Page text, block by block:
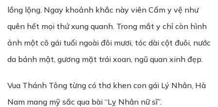
lồng lộng. Ngay khoảnh khắc này viên Cẩm y vệ như
quên hết mọi thứ xung quanh. Trong mắt y chỉ còn hình
ảnh một cô gái tuổi ngoài đôi mươi, tóc dài cột đuôi, nước
da bánh mật, gương mặt trái xoan, ngũ quan xinh đẹp.
Vua Thánh Tông từng có thơ khen con gái Lý Nhân, Hà
Nam mang mỹ sắc qua bài “Lỵ Nhân nữ sĩ”.